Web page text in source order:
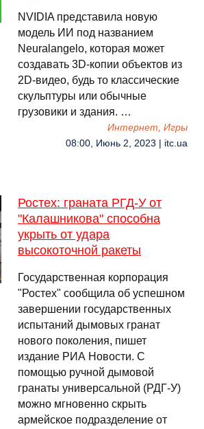
NVIDIA представила новую
модель ИИ под названием
Neuralangelo, которая может
создавать 3D-копии объектов из
2D-видео, будь то классические
скульптуры или обычные
грузовики и здания. …
Интернет, Игры
08:00, Июнь 2, 2023 | itc.ua
Ростех: граната РГД-У от
"Калашникова" способна
укрыть от удара
высокоточной ракеты
Государственная корпорация
"Ростех" сообщила об успешном
завершении государственных
испытаний дымовых гранат
нового поколения, пишет
издание РИА Новости. С
помощью ручной дымовой
гранаты универсальной (РДГ-У)
можно мгновенно скрыть
армейское подразделение от